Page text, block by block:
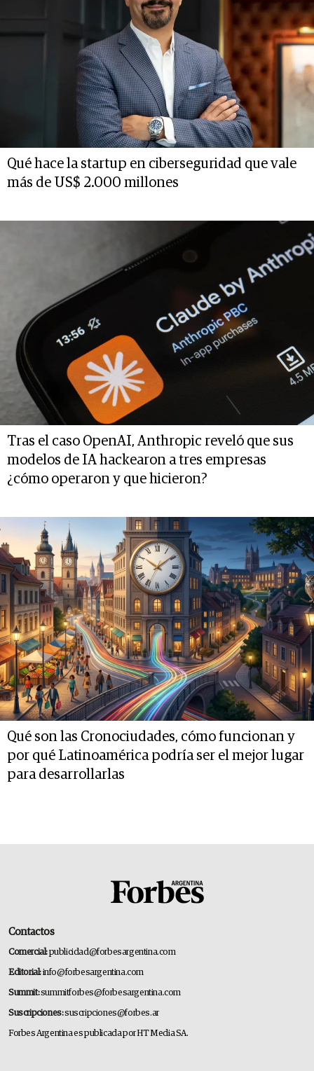
Qué hace la startup en ciberseguridad que vale
más de US$ 2.000 millones
Tras el caso OpenAI, Anthropic reveló que sus
modelos de IA hackearon a tres empresas
¿cómo operaron y que hicieron?
Qué son las Cronociudades, cómo funcionan y
por qué Latinoamérica podría ser el mejor lugar
para desarrollarlas
Contactos
Comercial:publicidad@forbesargentina.com
Editorial:info@forbesargentina.com
Summit:summitforbes@forbesargentina.com
Suscripciones:suscripciones@forbes.ar
Forbes Argentina es publicada por HT Media SA.